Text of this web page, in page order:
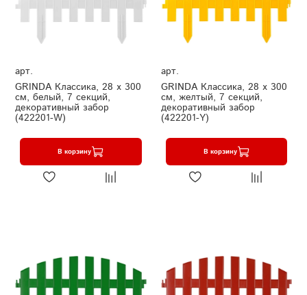
арт.
GRINDA Классика, 28 х 300
см, белый, 7 секций,
декоративный забор
(422201-W)
В корзину
арт.
GRINDA Классика, 28 х 300
см, желтый, 7 секций,
декоративный забор
(422201-Y)
В корзину